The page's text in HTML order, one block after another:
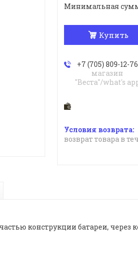
Минимальная
Купить
+7 (705) 809-12-76
магазин
"Веста"/what's
возврат товара в
конструкции батареи, через